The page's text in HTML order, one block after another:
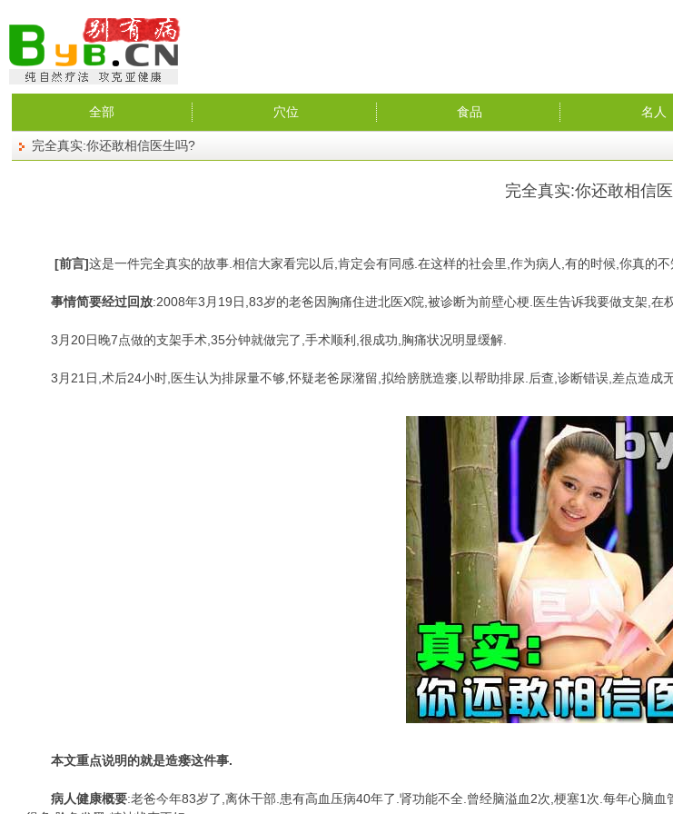
全部 穴位 食品 名人
完全真实:你还敢相信医生吗?
完全真实:你还敢相信
[前言]这是一件完全真实的故事.相信大家看完以后,肯定会有同感.在这样的社会里,作为病人,有的时候,你真的
事情简要经过回放:2008年3月19日,83岁的老爸因胸痛住进北医X院,被诊断为前壁心梗.医生告诉我要做支架,在
3月20日晚7点做的支架手术,35分钟就做完了,手术顺利,很成功,胸痛状况明显缓解.
3月21日,术后24小时,医生认为排尿量不够,怀疑老爸尿潴留,拟给膀胱造瘘,以帮助排尿.后查,诊断错误,差点造成
本文重点说明的就是造瘘这件事.
病人健康概要:老爸今年83岁了,离休干部.患有高血压病40年了.肾功能不全.曾经脑溢血2次,梗塞1次.每年心脑